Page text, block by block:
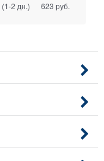
(1-2 дн.) 623 руб.